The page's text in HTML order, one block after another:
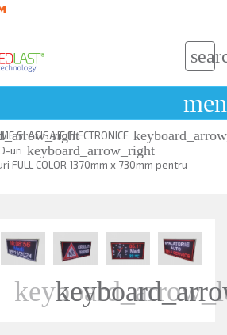
SI AFISAJE ELECTRONICE
uri keyboard_arrow_right
FULL COLOR 1370mm x 730mm pentru